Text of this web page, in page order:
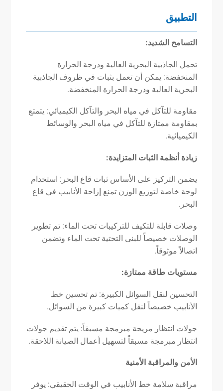
التطبيق
التسامح الشديد:
تحمل الجاذبية البحرية العالية ودرجة الحرارة
المنخفضة: يمكن أن تعمل بثبات في ظروف الجاذبية
البحرية العالية ودرجة الحرارة المنخفضة.
مقاومة للتآكل في مياه البحر والتآكل الكيميائي: يتمتع
بمقاومة ممتازة للتآكل في مياه البحر والوسائط
الكيميائية.
زيادة أنظمة الثبات المتزايدة:
يضمن التركيز على الأساس ثبات قاع البحر: استخدام
لوحة خاصة لتوزيع الوزن تمنع إزاحة الأنابيب في قاع
البحر.
وصلات قابلة للتكيف للتركيبات تحت الماء: تم تطوير
الوصلات خصيصاً للبنى التحتية تحت الماء وتضمن
اتصالاً موثوقاً.
مستويات طاقة ممتازة:
التحسين لنقل السوائل الكبيرة: تم تحسين خط
الأنابيب خصيصاً لنقل كميات كبيرة من السوائل.
جولات انتظار مريحة مبرمجة مسبقاً: يتم تقديم جولات
انتظار مبرمجة مسبقاً لتسهيل أعمال الصيانة اللاحقة.
الأمن والمراقبة الأمنية
مراقبة سلامة خط الأنابيب في الوقت الحقيقي: يوفر